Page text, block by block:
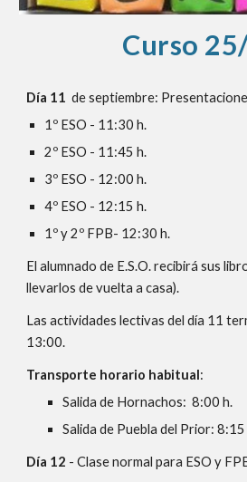
Curso
Día 11 de septiembre:
1º ESO - 11:30 h.
2º ESO - 11:45 h.
3º ESO - 12:00 h.
4º ESO - 12:15 h.
1º y 2º FPB- 12:30 h.
El alumnado de E.S.O. recibirá sus
llevarlos de vuelta a casa).
Las actividades lectivas del día 11
13:00.
Transporte horario habitual:
Salida de Hornachos: 8:00 h.
Salida de Puebla del Prior: 8:15
Día 12 - Clase normal para ESO y